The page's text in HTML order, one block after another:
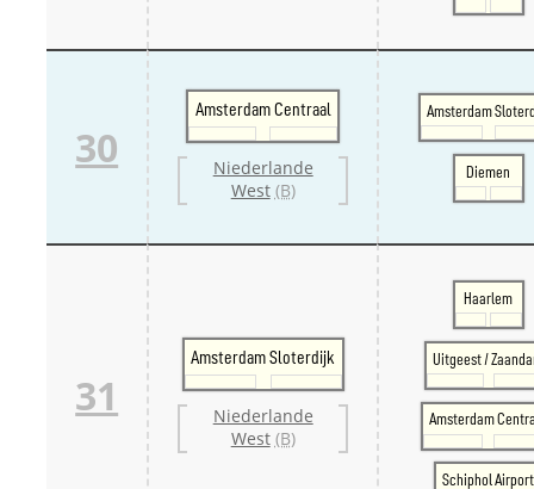
30
Amsterdam Centraal
Niederlande
West (B)
Amsterdam
Diemen
31
Amsterdam Sloterdijk
Niederlande
West (B)
Haarlem
Uitgeest /
Amsterdam
Schiphol Airport